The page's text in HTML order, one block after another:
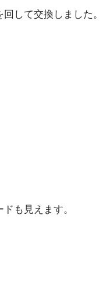
して交換しました。
も見えます。